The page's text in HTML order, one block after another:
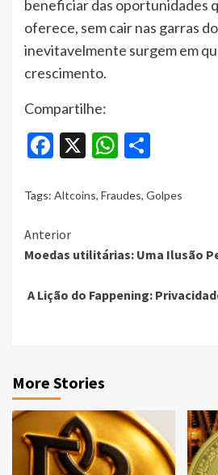
beneficiar das oportunidades
oferece, sem cair nas garras
inevitavelmente surgem em
crescimento.
Compartilhe:
Facebook
X
Tags: Altcoins, Fraudes, Golpes
Continue
Reading
Anterior
Moedas utilitárias: Uma Ilusão
A Lição do Fappening:
More Stories